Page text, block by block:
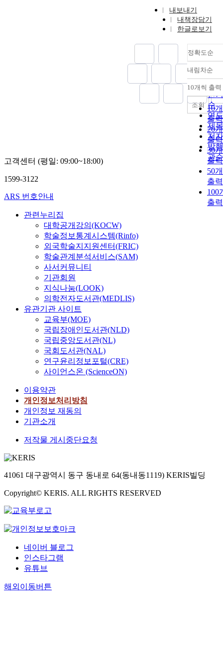
내보내기
내책장담기
한글로보기
정확도순
정
순
인
순
연
제
저
발
관순
내림차순
내
10개씩 출력
10
출력
20
출력
30
출력
50
출력
100
출력
조회
고객센터 (평일: 09:00~18:00)
1599-3122
ARS 번호안내
관련누리집
대학공개강의(KOCW)
학술정보통계시스템(Rinfo)
외국학술지지원센터(FRIC)
학술관계분석서비스(SAM)
사서커뮤니티
기관회원
지식나눔(LOOK)
의학전자도서관(MEDLIS)
유관기관 사이트
교육부(MOE)
국립장애인도서관(NLD)
국립중앙도서관(NL)
국회도서관(NAL)
연구윤리정보포털(CRE)
사이언스온 (ScienceON)
이용약관
개인정보처리방침
개인정보 재동의
기관소개
저작물 게시중단요청
41061 대구광역시 동구 동내로 64(동내동1119) KERIS빌딩
Copyright© KERIS. ALL RIGHTS RESERVED
네이버 블로그
인스타그램
유튜브
해외이동버튼